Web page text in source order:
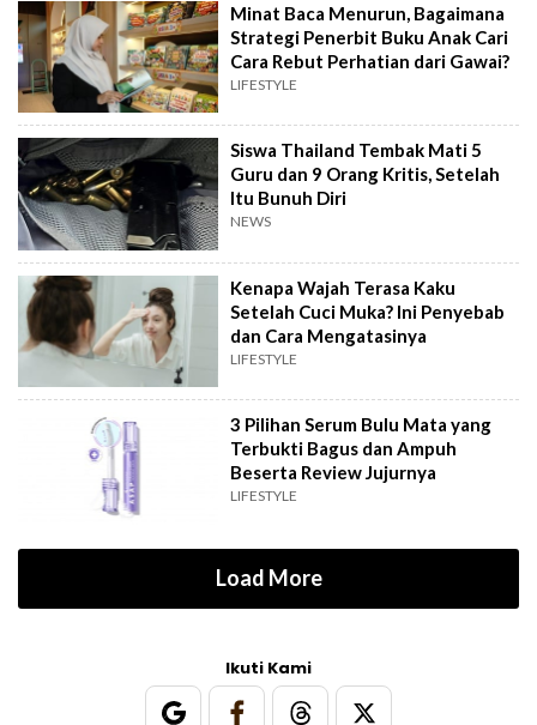
Minat Baca Menurun, Bagaimana
Strategi Penerbit Buku Anak Cari
Cara Rebut Perhatian dari Gawai?
LIFESTYLE
Siswa Thailand Tembak Mati 5
Guru dan 9 Orang Kritis, Setelah
Itu Bunuh Diri
NEWS
Kenapa Wajah Terasa Kaku
Setelah Cuci Muka? Ini Penyebab
dan Cara Mengatasinya
LIFESTYLE
3 Pilihan Serum Bulu Mata yang
Terbukti Bagus dan Ampuh
Beserta Review Jujurnya
LIFESTYLE
Load More
Ikuti Kami